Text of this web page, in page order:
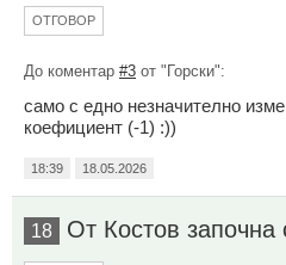
ОТГОВОР
До коментар #3 от "Горски":
само с едно незначително
коефициент (-1) :))
18:39 18.05.2026
18 От Костов започна